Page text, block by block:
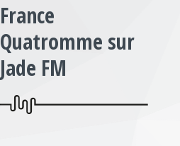
France
Quatromme sur
Jade FM